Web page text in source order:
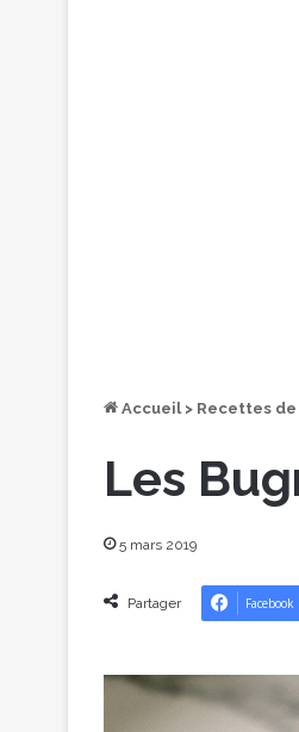
Accueil > Recettes de
Les
5 mars 2019
Partager Facebook